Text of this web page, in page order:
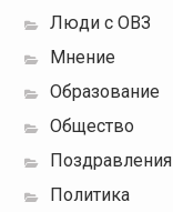
Люди с ОВЗ
Мнение
Образование
Общество
Поздравления
Политика